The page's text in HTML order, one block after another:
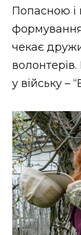
Попасною і
чекає
у війську –